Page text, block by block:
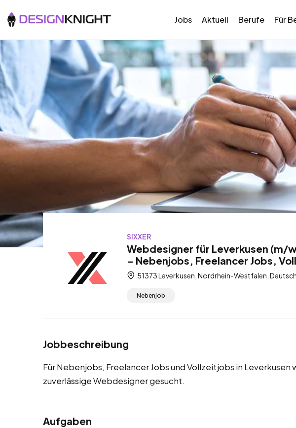
Jobs Aktuell Berufe Für
SIXXER
Webdesigner für Leverkusen
– Nebenjobs, Freelancer Jobs,
51373 Leverkusen, Nordrhein-Westfalen,
Nebenjob
Jobbeschreibung
Für Nebenjobs, Freelancer Jobs und Vollzeitjobs in Leverkusen
zuverlässige Webdesigner gesucht.
Aufgaben